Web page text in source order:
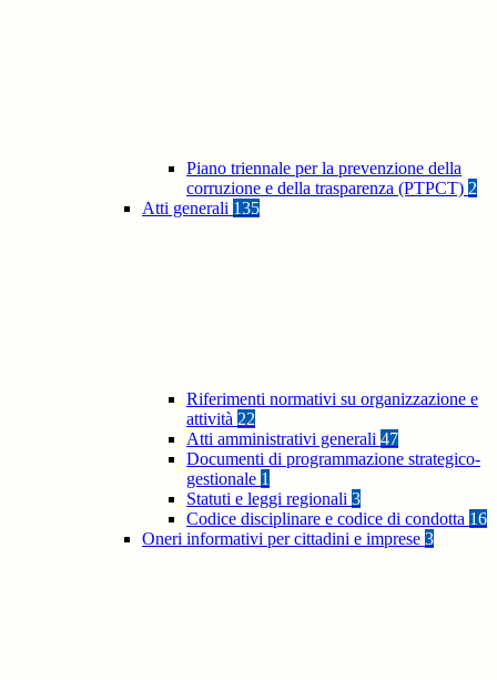
Piano triennale per la prevenzione della
corruzione e della trasparenza (PTPCT) 2
Atti generali 135
Riferimenti normativi su organizzazione e
attività 22
Atti amministrativi generali 47
Documenti di programmazione strategico-
gestionale 1
Statuti e leggi regionali 3
Codice disciplinare e codice di condotta 16
Oneri informativi per cittadini e imprese 3